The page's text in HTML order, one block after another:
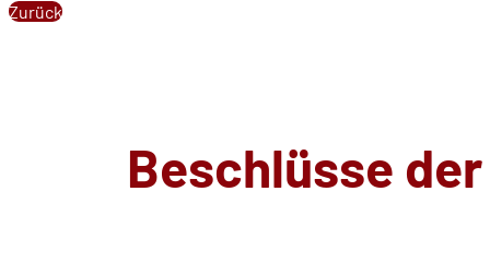
Zurück
Beschlüsse